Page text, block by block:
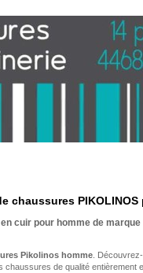
chaussures PIKOLINOS
cuir pour homme de marque
Pikolinos homme .
chaussures de qualité entièrement